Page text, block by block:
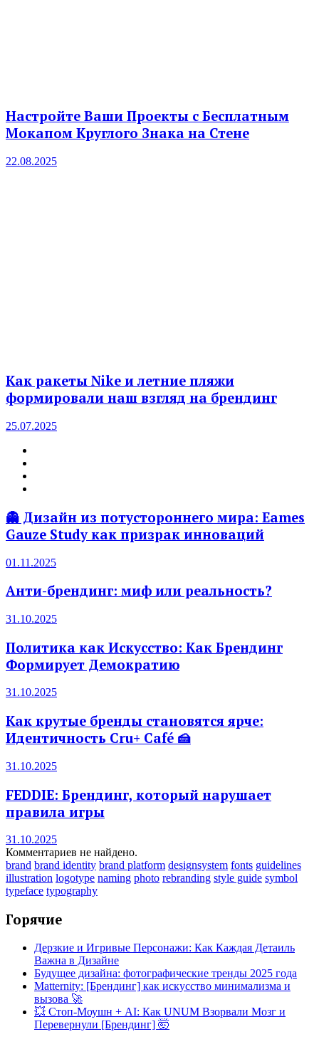
Настройте Ваши Проекты с Бесплатным
Мокапом Круглого Знака на Стене
22.08.2025
Как ракеты Nike и летние пляжи
формировали наш взгляд на брендинг
25.07.2025
👻 Дизайн из потустороннего мира: Eames
Gauze Study как призрак инноваций
01.11.2025
Анти-брендинг: миф или реальность?
31.10.2025
Политика как Искусство: Как Брендинг
Формирует Демократию
31.10.2025
Как крутые бренды становятся ярче:
Идентичность Cru+ Café 🍰
31.10.2025
FEDDIE: Брендинг, который нарушает
правила игры
31.10.2025
Комментариев не найдено.
brand brand identity brand platform designsystem fonts guidelines
illustration logotype naming photo rebranding style guide symbol
typeface typography
Горячие
Дерзкие и Игривые Персонажи: Как Каждая Детаиль
Важна в Дизайне
Будущее дизайна: фотографические тренды 2025 года
Matternity: [Брендинг] как искусство минимализма и
вызова 🚀
💥 Стоп-Моушн + AI: Как UNUM Взорвали Мозг и
Перевернули [Брендинг] 🤯